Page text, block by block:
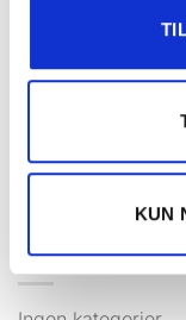
KUN
ARKIV
KATEGORIER